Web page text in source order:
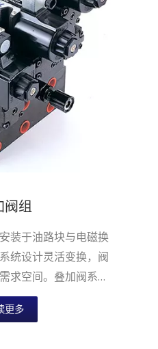
阀组
装于油路块与电磁换
统设计灵活变换，阀
求空间。叠加阀系列
，提供六通径NG6...
更多